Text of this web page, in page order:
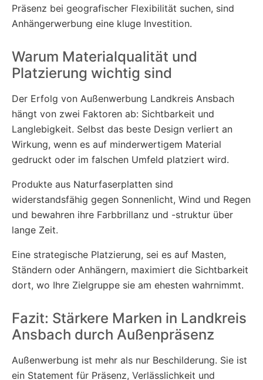
Präsenz bei geografischer Flexibilität suchen, sind
Anhängerwerbung eine kluge Investition.
Warum Materialqualität und
Platzierung wichtig sind
Der Erfolg von Außenwerbung Landkreis Ansbach
hängt von zwei Faktoren ab: Sichtbarkeit und
Langlebigkeit. Selbst das beste Design verliert an
Wirkung, wenn es auf minderwertigem Material
gedruckt oder im falschen Umfeld platziert wird.
Produkte aus Naturfaserplatten sind
widerstandsfähig gegen Sonnenlicht, Wind und Regen
und bewahren ihre Farbbrillanz und -struktur über
lange Zeit.
Eine strategische Platzierung, sei es auf Masten,
Ständern oder Anhängern, maximiert die Sichtbarkeit
dort, wo Ihre Zielgruppe sie am ehesten wahrnimmt.
Fazit: Stärkere Marken in Landkreis
Ansbach durch Außenpräsenz
Außenwerbung ist mehr als nur Beschilderung. Sie ist
ein Statement für Präsenz, Verlässlichkeit und